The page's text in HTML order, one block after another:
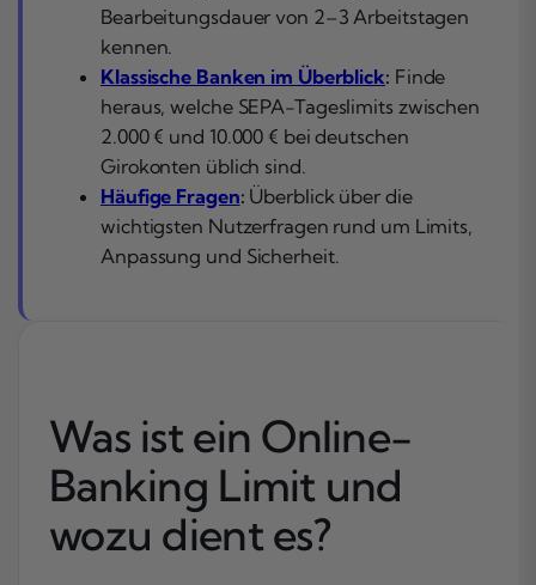
Bearbeitungsdauer von 2–3 Arbeitstagen
kennen.
Klassische Banken im Überblick: Finde
heraus, welche SEPA-Tageslimits zwischen
2.000 € und 10.000 € bei deutschen
Girokonten üblich sind.
Häufige Fragen: Überblick über die
wichtigsten Nutzerfragen rund um Limits,
Anpassung und Sicherheit.
Was ist ein Online-
Banking Limit und
wozu dient es?